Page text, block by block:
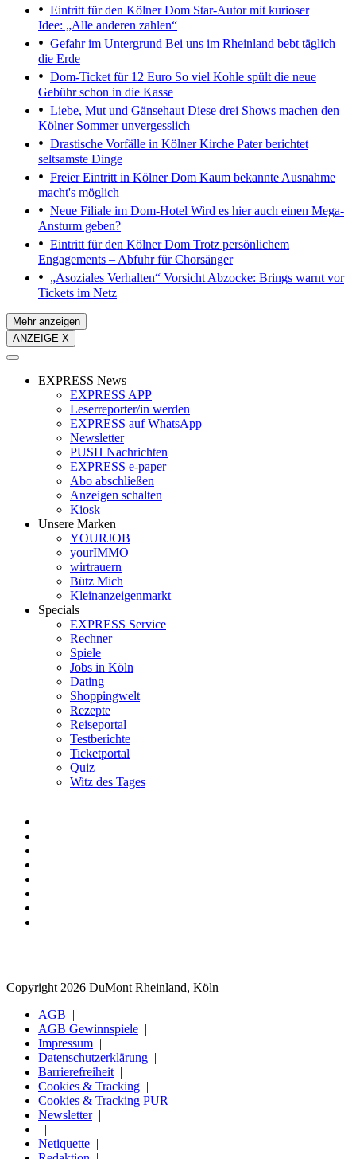
Eintritt für den Kölner Dom Star-Autor mit kurioser
Idee: „Alle anderen zahlen“
Gefahr im Untergrund Bei uns im Rheinland bebt täglich
die Erde
Dom-Ticket für 12 Euro So viel Kohle spült die neue
Gebühr schon in die Kasse
Liebe, Mut und Gänsehaut Diese drei Shows machen den
Kölner Sommer unvergesslich
Drastische Vorfälle in Kölner Kirche Pater berichtet
seltsamste Dinge
Freier Eintritt in Kölner Dom Kaum bekannte Ausnahme
macht's möglich
Neue Filiale im Dom-Hotel Wird es hier auch einen Mega-
Ansturm geben?
Eintritt für den Kölner Dom Trotz persönlichem
Engagements – Abfuhr für Chorsänger
„Asoziales Verhalten“ Vorsicht Abzocke: Brings warnt vor
Tickets im Netz
Mehr anzeigen
ANZEIGE X
EXPRESS News
EXPRESS APP
Leserreporter/in werden
EXPRESS auf WhatsApp
Newsletter
PUSH Nachrichten
EXPRESS e-paper
Abo abschließen
Anzeigen schalten
Kiosk
Unsere Marken
YOURJOB
yourIMMO
wirtrauern
Bütz Mich
Kleinanzeigenmarkt
Specials
EXPRESS Service
Rechner
Spiele
Jobs in Köln
Dating
Shoppingwelt
Rezepte
Reiseportal
Testberichte
Ticketportal
Quiz
Witz des Tages
Copyright 2026 DuMont Rheinland, Köln
AGB
AGB Gewinnspiele
Impressum
Datenschutzerklärung
Barrierefreiheit
Cookies & Tracking
Cookies & Tracking PUR
Newsletter
Netiquette